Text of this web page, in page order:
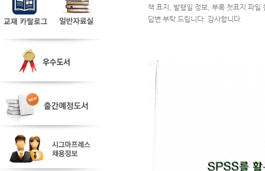
책 표지, 발행일 정보, 부록 첫표지 파일
답변 부탁 드립니다. 감사합니다.